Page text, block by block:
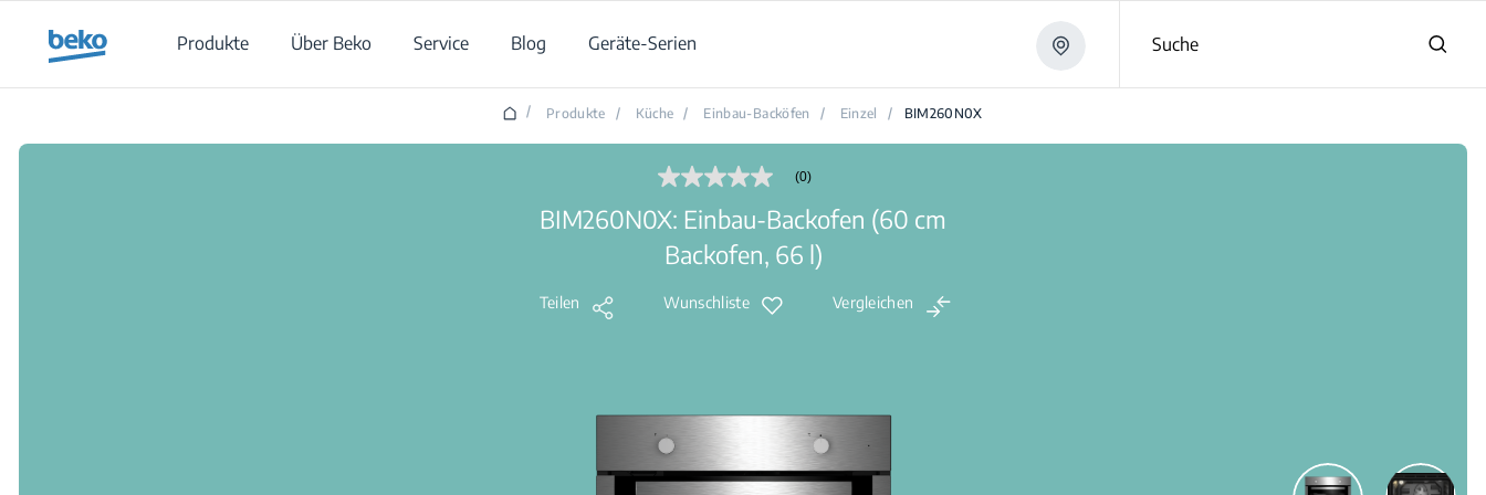
Produkte
Über Beko Service Blog Geräte-Serien Suche
/ Produkte / Küche / Einbau-Backöfen / Einzel / BIM260N0X
Kein
Link
derselben
(0)
BIM260N0X: Einbau-Backofen (60 cm
Backofen, 66 l)
Teilen Wunschliste Vergleichen